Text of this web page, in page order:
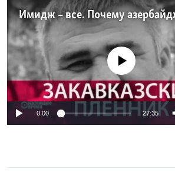
No media source currently
0:00 27:35